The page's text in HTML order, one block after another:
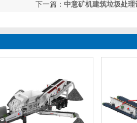
下一篇： 中意矿机建筑垃圾处